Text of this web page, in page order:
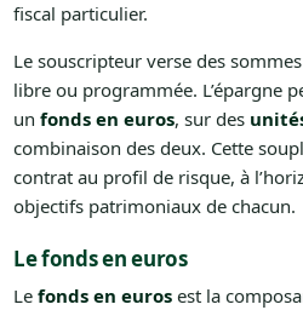
fiscal particulier.
Le souscripteur verse des
libre ou programmée. L’épargne
un fonds en euros, sur des
combinaison des deux. Cette
contrat au profil de risque, à
objectifs patrimoniaux de chacun.
Le fonds en euros
Le fonds en eurosest la